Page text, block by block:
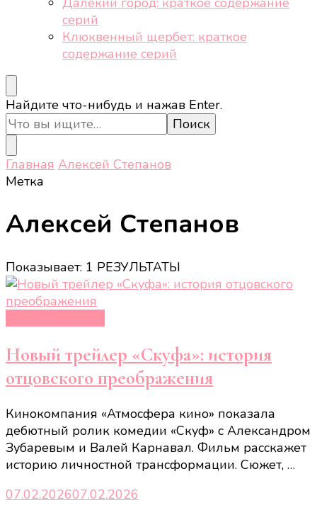
серий
Клюквенный щербет: краткое
содержание серий
Ищите
что-
то?
Найдите что-нибудь и нажав Enter.
Главная Алексей Степанов
Метка
Алексей Степанов
Показывает: 1 РЕЗУЛЬТАТЫ
Новый трейлер «Скуфа»: история
отцовского преображения
Кинокомпания «Атмосфера кино» показала
дебютный ролик комедии «Скуф» с Александром
Зубаревым и Валей Карнавал. Фильм расскажет
историю личностной трансформации. Сюжет, …
07.02.202607.02.2026